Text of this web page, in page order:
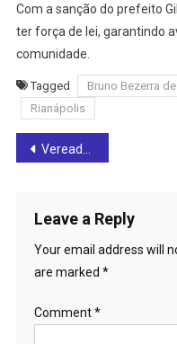
Com a sanção do prefeito
ter força de lei, garantindo
comunidade.
Tagged Bruno Bezerra
Rianápolis
Post
Vereador Bruno Bezerra de Lima apoia qualificação profissional em Rianápolis com 30 cursos presenciais e híbridos: inscreva-se
Leave a Reply
Your email address will
are marked *
Comment*